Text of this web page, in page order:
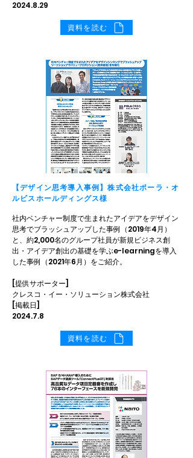
2024.8.29
資料を読む
【デザイン思考導入事例】株式会社ポーラ・オ
ルビスホールディングス様
社内ベンチャー制度で生まれたアイデアをデザイン
思考でブラッシュアップした事例（2019年4月）
と、約2,000名のグループ社員が新規ビジネス創
出・アイデア創出の基礎を学ぶe-learningを導入
した事例（2021年6月）をご紹介。
[提供サポーター]
クレスコ・イー・ソリューション株式会社
[掲載日]
2024.7.8
資料を読む